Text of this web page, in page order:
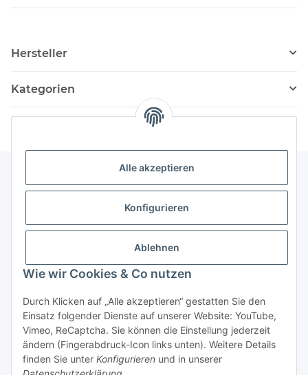
Alle akzeptieren
Konfigurieren
Ablehnen
Wie wir Cookies & Co nutzen
Durch Klicken auf „Alle akzeptieren“ gestatten Sie den
Einsatz folgender Dienste auf unserer Website: YouTube,
Vimeo, ReCaptcha. Sie können die Einstellung jederzeit
ändern (Fingerabdruck-Icon links unten). Weitere Details
finden Sie unter Konfigurieren und in unserer
Hersteller
Kategorien
Vertrag widerrufen